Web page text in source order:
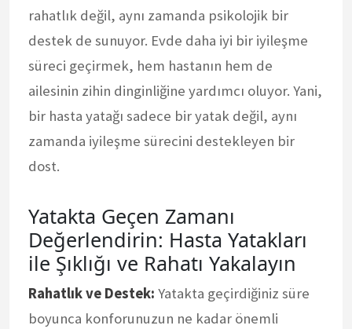
rahatlık değil, aynı zamanda psikolojik bir
destek de sunuyor. Evde daha iyi bir iyileşme
süreci geçirmek, hem hastanın hem de
ailesinin zihin dinginliğine yardımcı oluyor. Yani,
bir hasta yatağı sadece bir yatak değil, aynı
zamanda iyileşme sürecini destekleyen bir
dost.
Yatakta Geçen Zamanı
Değerlendirin: Hasta Yatakları
ile Şıklığı ve Rahatı Yakalayın
Rahatlık ve Destek: Yatakta geçirdiğiniz süre
boyunca konforunuzun ne kadar önemli